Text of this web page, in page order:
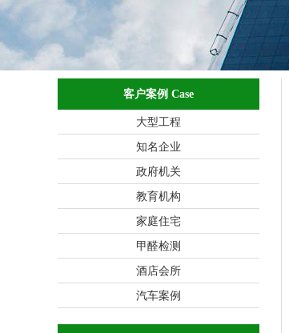
客户案例 Case
大型工程
知名企业
政府机关
教育机构
家庭住宅
甲醛检测
酒店会所
汽车案例